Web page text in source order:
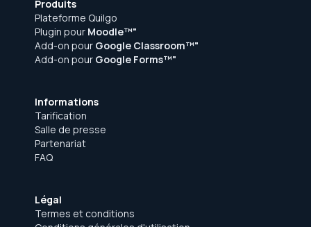
Produits
Plateforme Quilgo
Plugin pour Moodle™"
Add-on pour Google Classroom™"
Add-on pour Google Forms™"
Informations
Tarification
Salle de presse
Partenariat
FAQ
Légal
Termes et conditions